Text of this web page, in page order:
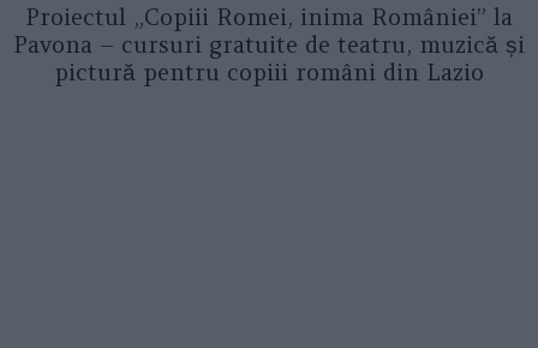
Proiectul „Copiii Romei, inima României” la
Pavona – cursuri gratuite de teatru, muzică și
pictură pentru copiii români din Lazio